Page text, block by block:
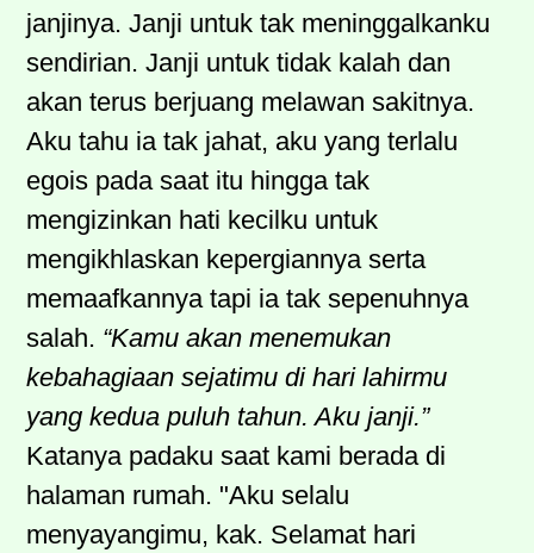
janjinya. Janji untuk tak meninggalkanku
sendirian. Janji untuk tidak kalah dan
akan terus berjuang melawan sakitnya.
Aku tahu ia tak jahat, aku yang terlalu
egois pada saat itu hingga tak
mengizinkan hati kecilku untuk
mengikhlaskan kepergiannya serta
memaafkannya tapi ia tak sepenuhnya
salah. “Kamu akan menemukan
kebahagiaan sejatimu di hari lahirmu
yang kedua puluh tahun. Aku janji.”
Katanya padaku saat kami berada di
halaman rumah. "Aku selalu
menyayangimu, kak. Selamat hari